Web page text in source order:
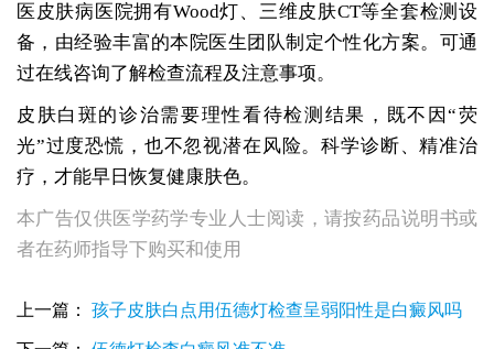
医皮肤病医院拥有Wood灯、三维皮肤CT等全套检测设
备，由经验丰富的本院医生团队制定个性化方案。可通
过在线咨询了解检查流程及注意事项。
皮肤白斑的诊治需要理性看待检测结果，既不因“荧
光”过度恐慌，也不忽视潜在风险。科学诊断、精准治
疗，才能早日恢复健康肤色。
本广告仅供医学药学专业人士阅读，请按药品说明书或
者在药师指导下购买和使用
上一篇： 孩子皮肤白点用伍德灯检查呈弱阳性是白癜风吗
Wood灯检查白癜风白点费用探析